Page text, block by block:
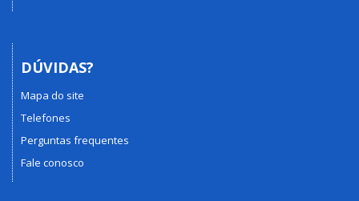
DÚVIDAS?
Mapa do site
Telefones
Perguntas frequentes
Fale conosco